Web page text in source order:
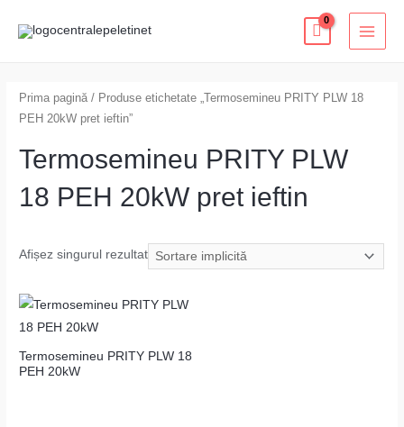
Prima pagină / Produse etichetate „Termosemineu PRITY PLW 18
PEH 20kW pret ieftin”
Termosemineu PRITY PLW
18 PEH 20kW pret ieftin
Afișez singurul rezultat
Termosemineu PRITY PLW 18
PEH 20kW